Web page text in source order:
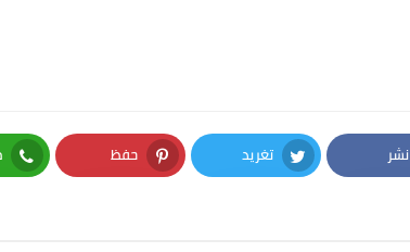
نشر
Facebook
تغريد
Twitter
حفظ
Pinterest